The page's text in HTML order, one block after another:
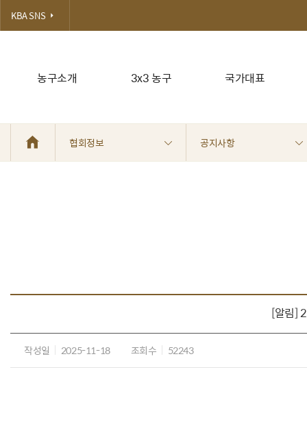
농구소개 3x3 농구 국가대표
KBA SNS
협회정보 공지사항
[알림]
작성일 2025-11-18 조회수 52243